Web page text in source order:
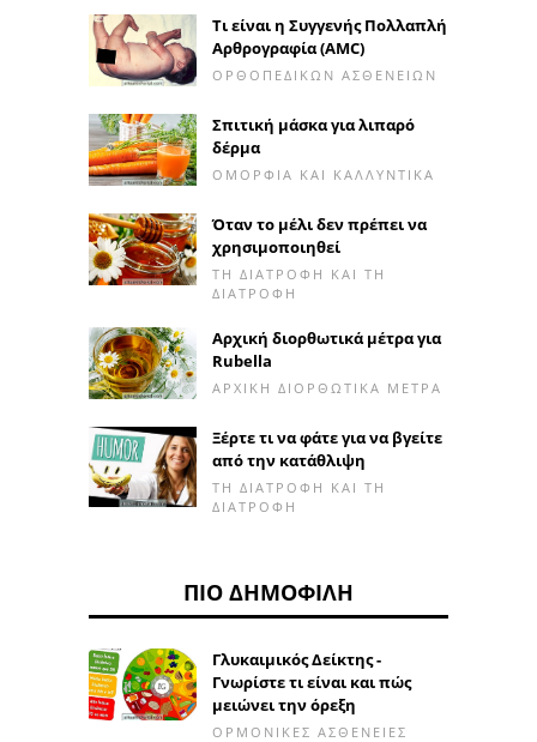
Τι είναι η Συγγενής Πολλαπλή
Αρθρογραφία (AMC)
ΟΡΘΟΠΕΔΙΚΏΝ ΑΣΘΕΝΕΙΏΝ
Σπιτική μάσκα για λιπαρό
δέρμα
ΟΜΟΡΦΙΆ ΚΑΙ ΚΑΛΛΥΝΤΙΚΆ
Όταν το μέλι δεν πρέπει να
χρησιμοποιηθεί
ΤΗ ΔΙΑΤΡΟΦΉ ΚΑΙ ΤΗ
ΔΙΑΤΡΟΦΉ
Αρχική διορθωτικά μέτρα για
Rubella
ΑΡΧΙΚΉ ΔΙΟΡΘΩΤΙΚΆ ΜΈΤΡΑ
Ξέρτε τι να φάτε για να βγείτε
από την κατάθλιψη
ΤΗ ΔΙΑΤΡΟΦΉ ΚΑΙ ΤΗ
ΔΙΑΤΡΟΦΉ
ΠΙΟ ΔΗΜΟΦΙΛΉ
Γλυκαιμικός Δείκτης -
Γνωρίστε τι είναι και πώς
μειώνει την όρεξη
ΟΡΜΟΝΙΚΈΣ ΑΣΘΈΝΕΙΕΣ